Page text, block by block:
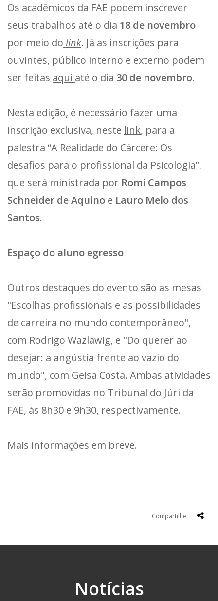
Os acadêmicos da FAE podem inscrever
seus trabalhos até o dia 18 de novembro
por meio do link. Já as inscrições para
ouvintes, público interno e externo podem
ser feitas aqui até o dia 30 de novembro.
Nesta edição, é necessário fazer uma
inscrição exclusiva, neste link, para a
palestra “A Realidade do Cárcere: Os
desafios para o profissional da Psicologia”,
que será ministrada por Romi Campos
Schneider de Aquino e Lauro Melo dos
Santos.
Espaço do aluno egresso
Outros destaques do evento são as mesas
"Escolhas profissionais e as possibilidades
de carreira no mundo contemporâneo",
com Rodrigo Wazlawig, e "Do querer ao
desejar: a angústia frente ao vazio do
mundo", com Geisa Costa. Ambas atividades
serão promovidas no Tribunal do Júri da
FAE, às 8h30 e 9h30, respectivamente.
Mais informações em breve.
Compartilhe:
Notícias